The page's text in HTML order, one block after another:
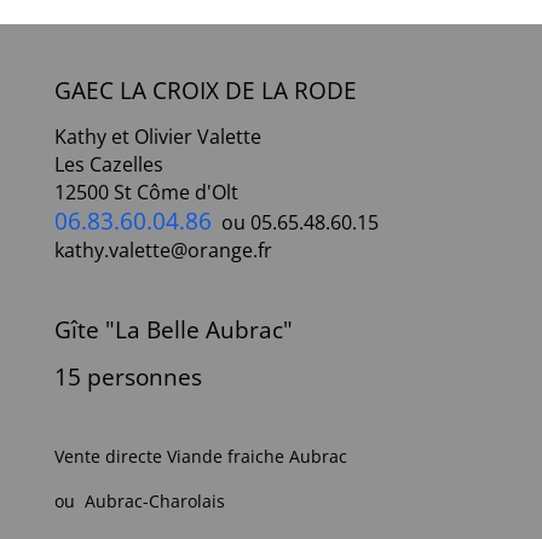
GAEC LA CROIX DE LA RODE
Kathy et Olivier Valette
Les Cazelles
12500 St Côme d'Olt
06.83.60.04.86 ou 05.65.48.60.15
kathy.valette@orange.fr
Gîte "La Belle Aubrac"
15 personnes
Vente directe Viande fraiche Aubrac
ou Aubrac-Charolais